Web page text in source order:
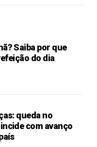
Saiba por que
do dia
queda no
com avanço